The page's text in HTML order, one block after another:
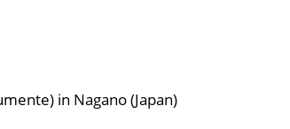
in Nagano (Japan)